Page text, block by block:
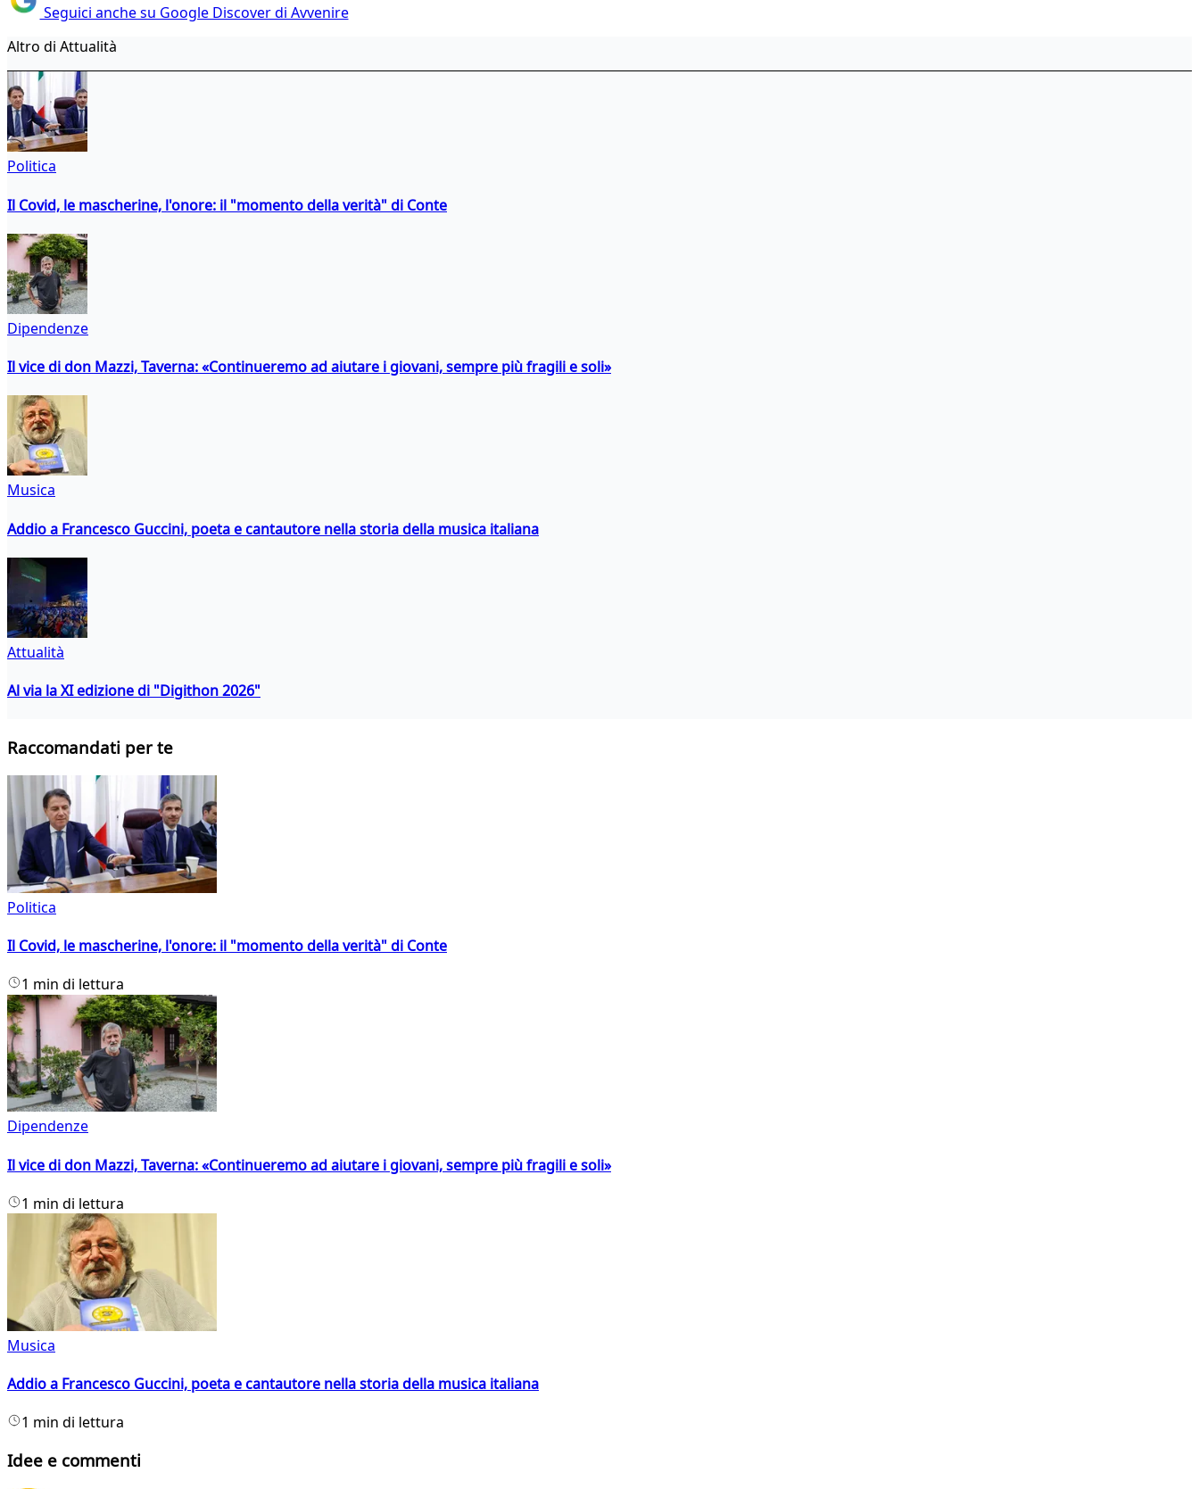
Seguici anche su Google Discover di Avvenire
Altro di Attualità
Politica
Il Covid, le mascherine, l'onore: il "momento della verità" di Conte
Dipendenze
Il vice di don Mazzi, Taverna: «Continueremo ad aiutare i giovani, sempre più fragili e soli»
Musica
Addio a Francesco Guccini, poeta e cantautore nella storia della musica italiana
Attualità
Al via la XI edizione di "Digithon 2026"
Raccomandati per te
Politica
Il Covid, le mascherine, l'onore: il "momento della verità" di Conte
1 min di lettura
Dipendenze
Il vice di don Mazzi, Taverna: «Continueremo ad aiutare i giovani, sempre più fragili e soli»
1 min di lettura
Musica
Addio a Francesco Guccini, poeta e cantautore nella storia della musica italiana
1 min di lettura
Idee e commenti